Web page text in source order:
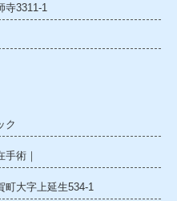
寺3311-1
ク
手術｜
町大字上延生534-1